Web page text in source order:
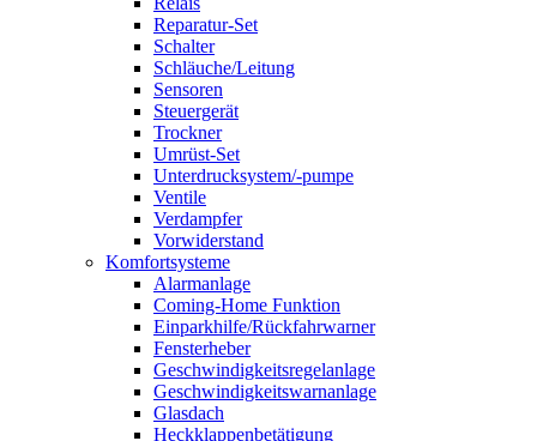
Reparatur-Set
Schalter
Schläuche/Leitung
Sensoren
Steuergerät
Trockner
Umrüst-Set
Unterdrucksystem/-pumpe
Ventile
Verdampfer
Vorwiderstand
Komfortsysteme
Alarmanlage
Coming-Home Funktion
Einparkhilfe/Rückfahrwarner
Fensterheber
Geschwindigkeitsregelanlage
Geschwindigkeitswarnanlage
Glasdach
Heckklappenbetätigung